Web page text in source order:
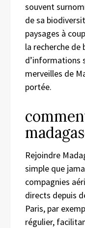
souvent
de sa
paysages à
la recherche de
d’informations
merveilles de
portée.
Rejoindre
simple que
compagnies
directs depuis
Paris, par
régulier,